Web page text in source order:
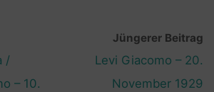
/
– 10.
Jüngerer Beitrag
Levi Giacomo – 20.
November 1929